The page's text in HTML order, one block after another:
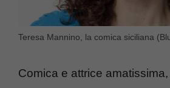
Teresa Mannino, la comica siciliana
Comica e attrice amatissima,